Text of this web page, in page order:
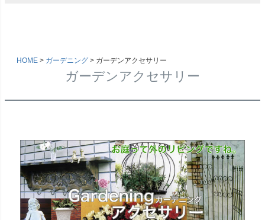
HOME ガーデニング ガーデンアクセサリー
ガーデンアクセサリー
在庫なし商品
在庫なし商品を表示しない
バンドル販売
予約商品
予約商品のみを表示